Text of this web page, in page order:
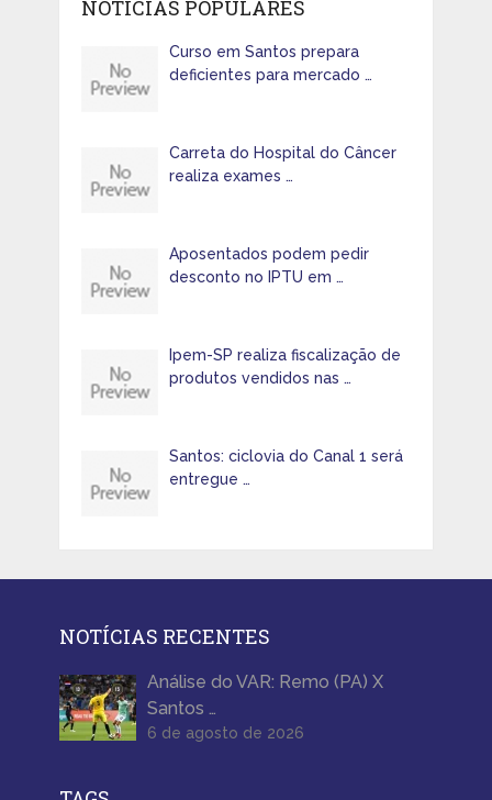
NOTÍCIAS POPULARES
Curso em Santos prepara
deficientes para mercado …
Carreta do Hospital do Câncer
realiza exames …
Aposentados podem pedir
desconto no IPTU em …
Ipem-SP realiza fiscalização de
produtos vendidos nas …
Santos: ciclovia do Canal 1 será
entregue …
NOTÍCIAS RECENTES
Análise do VAR: Remo (PA) X
Santos …
6 de agosto de 2026